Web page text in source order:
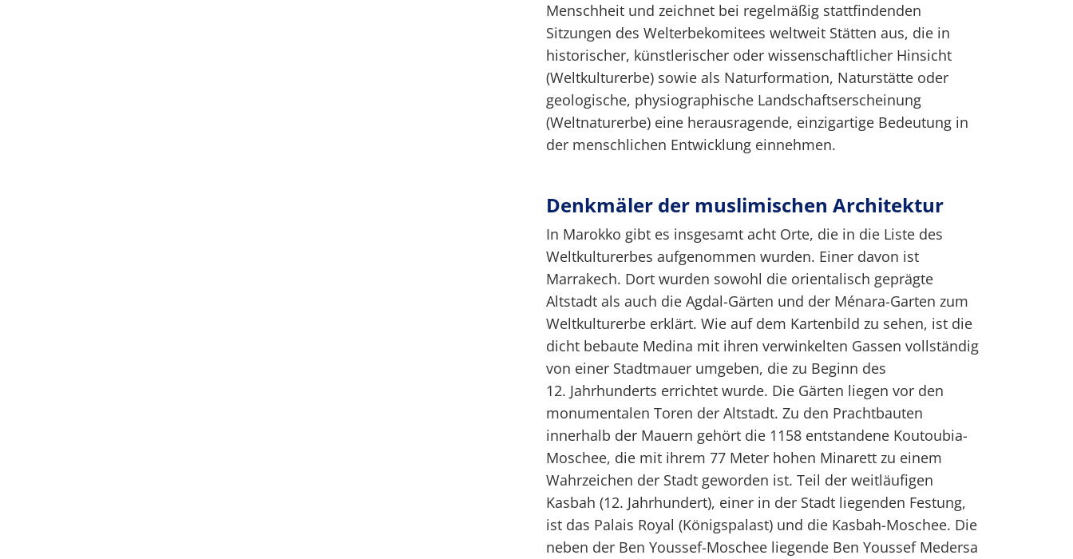
Menschheit und zeichnet bei regelmäßig stattfindenden
Sitzungen des Welterbekomitees weltweit Stätten aus, die in
historischer, künstlerischer oder wissenschaftlicher Hinsicht
(Weltkulturerbe) sowie als Naturformation, Naturstätte oder
geologische, physiographische Landschaftserscheinung
(Weltnaturerbe) eine herausragende, einzigartige Bedeutung in
der menschlichen Entwicklung einnehmen.
Denkmäler der muslimischen Architektur
In Marokko gibt es insgesamt acht Orte, die in die Liste des
Weltkulturerbes aufgenommen wurden. Einer davon ist
Marrakech. Dort wurden sowohl die orientalisch geprägte
Altstadt als auch die Agdal-Gärten und der Ménara-Garten zum
Weltkulturerbe erklärt. Wie auf dem Kartenbild zu sehen, ist die
dicht bebaute Medina mit ihren verwinkelten Gassen vollständig
von einer Stadtmauer umgeben, die zu Beginn des
12. Jahrhunderts errichtet wurde. Die Gärten liegen vor den
monumentalen Toren der Altstadt. Zu den Prachtbauten
innerhalb der Mauern gehört die 1158 entstandene Koutoubia-
Moschee, die mit ihrem 77 Meter hohen Minarett zu einem
Wahrzeichen der Stadt geworden ist. Teil der weitläufigen
Kasbah (12. Jahrhundert), einer in der Stadt liegenden Festung,
ist das Palais Royal (Königspalast) und die Kasbah-Moschee. Die
neben der Ben Youssef-Moschee liegende Ben Youssef Medersa